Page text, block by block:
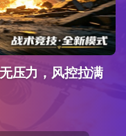
压力，风控拉满